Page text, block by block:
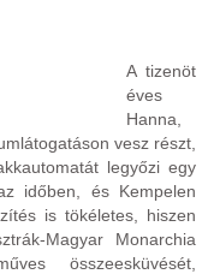
A tizenöt
éves
Hanna,
vesz részt,
legyőzi egy
időben, és Kempelen
is tökéletes, hiszen
Magyar Monarchia
összeesküvését,